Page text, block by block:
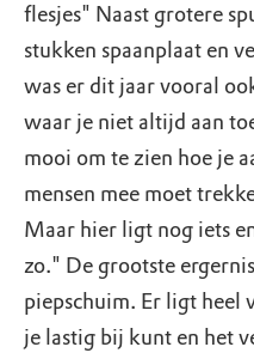
flesjes" Naast grotere
stukken spaanplaat en
was er dit jaar vooral
waar je niet altijd aan
mooi om te zien hoe je
mensen mee moet
Maar hier ligt nog iets
zo." De grootste
piepschuim. Er ligt heel
je lastig bij kunt en het